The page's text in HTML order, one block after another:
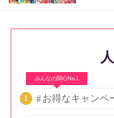
みんなの関心No.1
1 お得なキャンペ